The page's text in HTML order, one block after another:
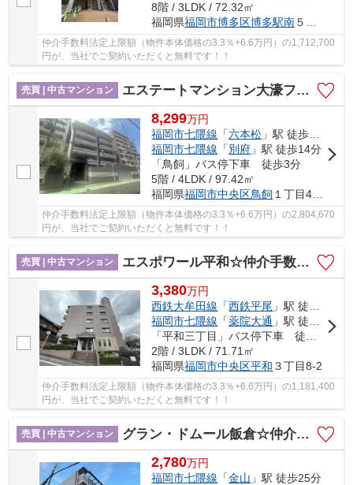
8階 / 3LDK / 72.32㎡
福岡県福岡市博多区博多駅南５丁目18-6
仲介手数料法定上限額（物件本体価格の3.3％+6.6万円）の1,712,700
円が、当社でご契約いただくと無料です！！
売買 | 中古マンション エステートマンション大濠フローレス☆仲介手数料無料☆
8,299万円
福岡市七隈線 「六本松 」駅 徒歩13分
福岡市七隈線 「別府 」駅 徒歩14分
「鳥飼」バス停下車 徒歩3分
5階 / 4LDK / 97.42㎡
福岡県福岡市中央区鳥飼 １丁目4-15
仲介手数料法定上限額（物件本体価格の3.3％+6.6万円）の2,804,670
円が、当社でご契約いただくと無料です！！
売買 | 中古マンション エスポワール平和☆仲介手数料無料☆
3,380万円
西鉄大牟田線 「西鉄平尾 」駅 徒歩16分
福岡市七隈線 「薬院大通 」駅 徒歩27分
2階 / 3LDK / 71.71㎡
福岡県福岡市中央区平和 ３丁目8-2
仲介手数料法定上限額（物件本体価格の3.3％+6.6万円）の1,181,400
円が、当社でご契約いただくと無料です！！
売買 | 中古マンション グラン・ドムール飯倉☆仲介手数料無料☆
2,780万円
福岡市七隈線 「金山 」駅 徒歩25分